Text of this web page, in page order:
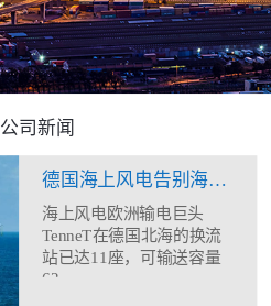
公司新闻
德国海上风电告别海上升压站？换流站“一石二鸟”看来不是痴人说梦
海上风电欧洲输电巨头
TenneT在德国北海的换流
站已达11座，可输送容量
62...